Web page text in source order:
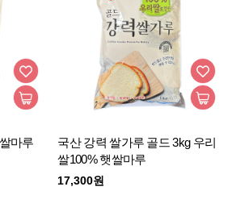
마루
국산 강력 쌀가루 골드 3kg 우리
쌀100% 햇쌀마루
17,300원